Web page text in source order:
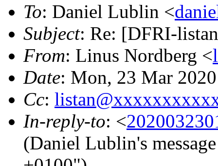
To: Daniel Lublin <
Subject: Re: [DFRI-
From: Linus Nordberg <
Date: Mon, 23 Mar
Cc:
In-reply-to: <
(Daniel Lublin's